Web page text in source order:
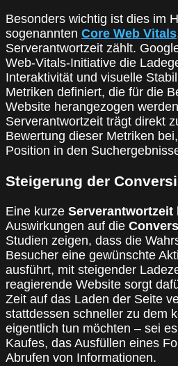
Besonders wichtig ist dies im
sogenannten Core Web Vitals
Serverantwortzeit zählt.
Web-Vitals-Initiative die
Interaktivität und visuelle
Metriken definiert, die für die
Website herangezogen
Serverantwortzeit trägt direkt
Bewertung dieser Metriken
Position in den
Steigerung der
Eine kurze Serverantwortzeit
Auswirkungen auf die
Studien zeigen, dass die
Besucher eine gewünschte
ausführt, mit steigender
reagierende Website sorgt
Zeit auf das Laden der Seite
stattdessen schneller zu dem
eigentlich tun möchten – sei
Kaufes, das Ausfüllen eines
Abrufen von Informationen.